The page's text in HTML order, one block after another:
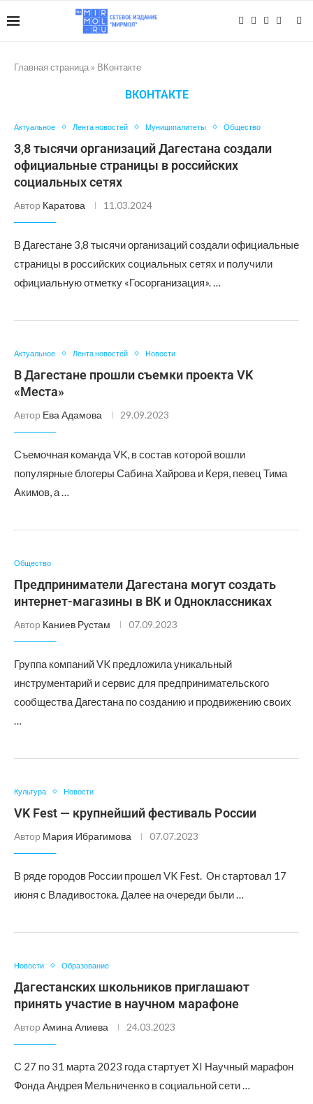
Главная страница » ВКонтакте
ВКОНТАКТЕ
Актуальное Лента новостей Муниципалитеты Общество
3,8 тысячи организаций Дагестана создали
официальные страницы в российских
социальных сетях
Автор Каратова 11.03.2024
В Дагестане 3,8 тысячи организаций создали официальные
страницы в российских социальных сетях и получили
официальную отметку «Госорганизация». …
Актуальное Лента новостей Новости
В Дагестане прошли съемки проекта VK
«Места»
Автор Ева Адамова 29.09.2023
Съемочная команда VK, в состав которой вошли
популярные блогеры Сабина Хайрова и Керя, певец Тима
Акимов, а …
Общество
Предприниматели Дагестана могут создать
интернет-магазины в ВК и Одноклассниках
Автор Каниев Рустам 07.09.2023
Группа компаний VK предложила уникальный
инструментарий и сервис для предпринимательского
сообщества Дагестана по созданию и продвижению своих
…
Культура Новости
VK Fest — крупнейший фестиваль России
Автор Мария Ибрагимова 07.07.2023
В ряде городов России прошел VK Fest. Он стартовал 17
июня с Владивостока. Далее на очереди были …
Новости Образование
Дагестанских школьников приглашают
принять участие в научном марафоне
Автор Амина Алиева 24.03.2023
С 27 по 31 марта 2023 года стартует XI Научный марафон
Фонда Андрея Мельниченко в социальной сети …